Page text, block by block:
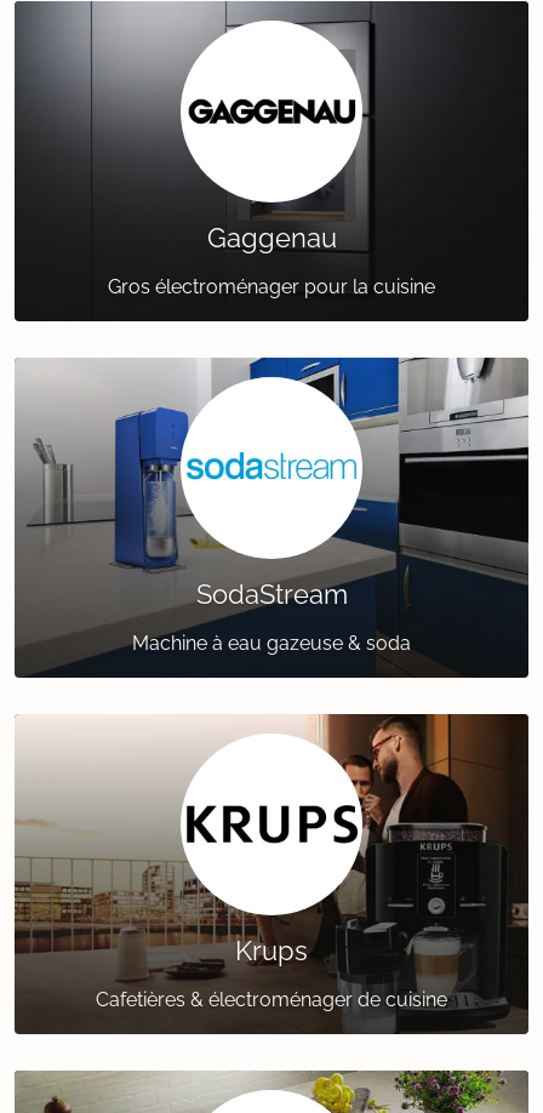
Gaggenau
Gros électroménager pour la cuisine
SodaStream
Machine à eau gazeuse & soda
Krups
Cafetières & électroménager de cuisine